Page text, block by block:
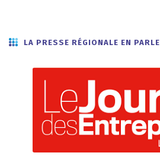
LA PRESSE RÉGIONALE EN PARLE